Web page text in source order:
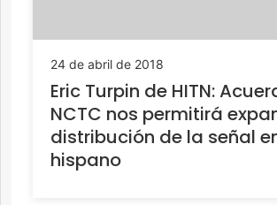
24 de abril de 2018
Eric Turpin de HITN:
NCTC nos permitirá
distribución de la señal en
hispano